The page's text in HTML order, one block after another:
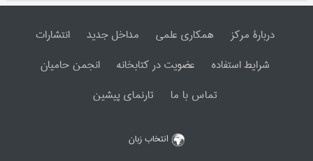
دربارۀ مرکز همکاری علمی مداخل جدید
انتشارات
شرایط استفاده
عضویت در کتابخانه
انجمن حامیان
تماس با ما
تارنمای پیشین
انتخاب زبان